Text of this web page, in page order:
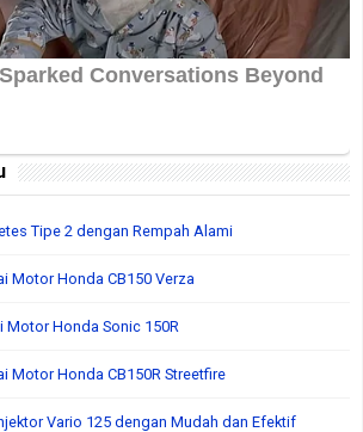
Tipe 2 dengan Rempah Alami
Motor Honda CB150 Verza
Motor Honda Sonic 150R
Motor Honda CB150R Streetfire
Vario 125 dengan Mudah dan Efektif